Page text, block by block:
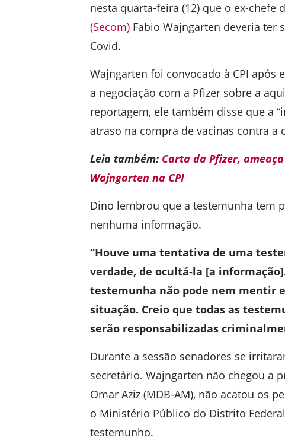
nesta quarta-feira (12) que o ex-chefe
(Secom) Fabio Wajngarten deveria ter
Covid.
Wajngarten foi convocado à CPI após
a negociação com a Pfizer sobre a
reportagem, ele também disse que a
atraso na compra de vacinas contra a
Leia também: Carta da Pfizer,
Wajngarten na CPI
Dino lembrou que a testemunha tem
nenhuma informação.
“Houve uma tentativa de uma
verdade, de ocultá-la [a
testemunha não pode nem mentir
situação. Creio que todas as
serão responsabilizadas
Durante a sessão senadores se
secretário. Wajngarten não chegou a
Omar Aziz (MDB-AM), não acatou os
o Ministério Público do Distrito
testemunho.